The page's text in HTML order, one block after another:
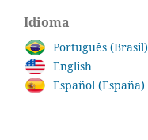
Idioma
Português (Brasil)
English
Español (España)